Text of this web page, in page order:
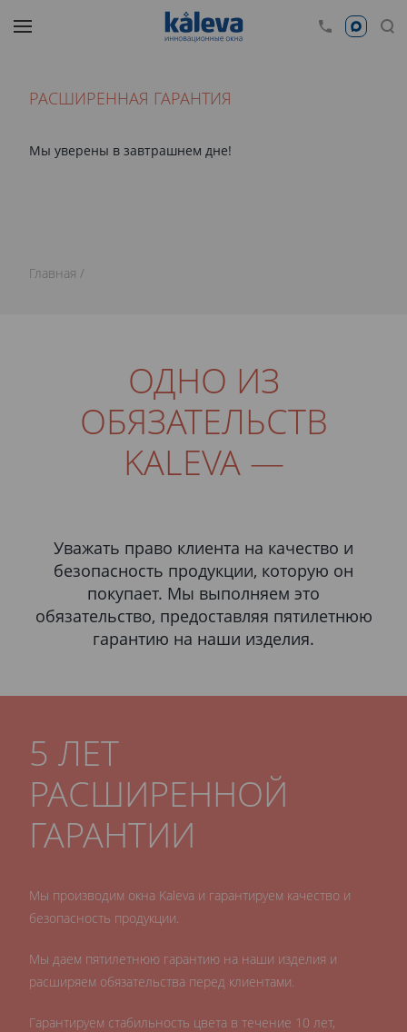
РАСШИРЕННАЯ ГАРАНТИЯ
Мы уверены в завтрашнем дне!
Главная
ОДНО ИЗ
ОБЯЗАТЕЛЬСТВ
KALEVA —
Уважать право клиента на качество и
безопасность продукции, которую он
покупает. Мы выполняем это
обязательство, предоставляя пятилетнюю
гарантию на наши изделия.
5 ЛЕТ
РАСШИРЕННОЙ
ГАРАНТИИ
Мы производим окна Kaleva и гарантируем качество и
безопасность продукции.
Мы даем пятилетнюю гарантию на наши изделия и
расширяем обязательства перед клиентами.
Гарантируем стабильность цвета в течение 10 лет,